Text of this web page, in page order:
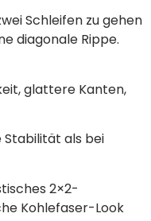
Schleifen zu gehen
diagonale Rippe.
glattere Kanten,
Stabilität als bei
2×2-
Kohlefaser-Look